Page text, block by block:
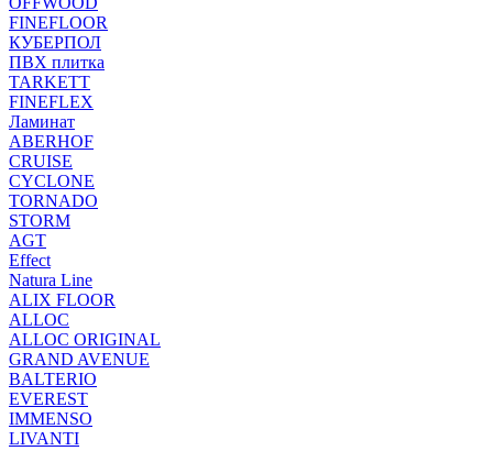
FINEFLOOR
КУБЕРПОЛ
ПВХ плитка
TARKETT
FINEFLEX
Ламинат
ABERHOF
CRUISE
CYCLONE
TORNADO
STORM
AGT
Effect
Natura Line
ALIX FLOOR
ALLOC
ALLOC ORIGINAL
GRAND AVENUE
BALTERIO
EVEREST
IMMENSO
LIVANTI